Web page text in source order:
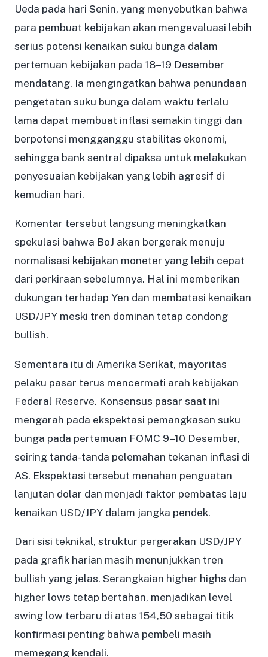
Ueda pada hari Senin, yang menyebutkan bahwa
para pembuat kebijakan akan mengevaluasi lebih
serius potensi kenaikan suku bunga dalam
pertemuan kebijakan pada 18–19 Desember
mendatang. Ia mengingatkan bahwa penundaan
pengetatan suku bunga dalam waktu terlalu
lama dapat membuat inflasi semakin tinggi dan
berpotensi mengganggu stabilitas ekonomi,
sehingga bank sentral dipaksa untuk melakukan
penyesuaian kebijakan yang lebih agresif di
kemudian hari.
Komentar tersebut langsung meningkatkan
spekulasi bahwa BoJ akan bergerak menuju
normalisasi kebijakan moneter yang lebih cepat
dari perkiraan sebelumnya. Hal ini memberikan
dukungan terhadap Yen dan membatasi kenaikan
USD/JPY meski tren dominan tetap condong
bullish.
Sementara itu di Amerika Serikat, mayoritas
pelaku pasar terus mencermati arah kebijakan
Federal Reserve. Konsensus pasar saat ini
mengarah pada ekspektasi pemangkasan suku
bunga pada pertemuan FOMC 9–10 Desember,
seiring tanda-tanda pelemahan tekanan inflasi di
AS. Ekspektasi tersebut menahan penguatan
lanjutan dolar dan menjadi faktor pembatas laju
kenaikan USD/JPY dalam jangka pendek.
Dari sisi teknikal, struktur pergerakan USD/JPY
pada grafik harian masih menunjukkan tren
bullish yang jelas. Serangkaian higher highs dan
higher lows tetap bertahan, menjadikan level
swing low terbaru di atas 154,50 sebagai titik
konfirmasi penting bahwa pembeli masih
memegang kendali.